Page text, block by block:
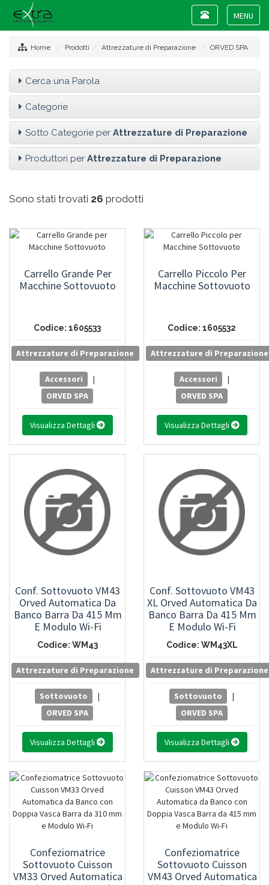
Toggle
Toggle
navigation
Home Prodotti Attrezzature di Preparazione ORVED SPA
Cerca una Parola
Categorie
Sotto Categorie per Attrezzature di Preparazione
Produttori per Attrezzature di Preparazione
Sono stati trovati 26 prodotti
Carrello Grande Per
Macchine Sottovuoto
Codice: 1605533
Attrezzature di Preparazione
Accessori
|
ORVED SPA
Visualizza Dettagli
Carrello Piccolo Per
Macchine Sottovuoto
Codice: 1605532
Attrezzature di Preparazione
Accessori
|
ORVED SPA
Visualizza Dettagli
Conf. Sottovuoto VM43
Orved Automatica Da
Banco Barra Da 415 Mm
E Modulo Wi-Fi
Codice: WM43
Attrezzature di Preparazione
Sottovuoto
|
ORVED SPA
Visualizza Dettagli
Conf. Sottovuoto VM43
XL Orved Automatica Da
Banco Barra Da 415 Mm
E Modulo Wi-Fi
Codice: WM43XL
Attrezzature di Preparazione
Sottovuoto
|
ORVED SPA
Visualizza Dettagli
Confeziomatrice
Sottovuoto Cuisson
VM33 Orved Automatica
Confeziomatrice
Sottovuoto Cuisson
VM43 Orved Automatica